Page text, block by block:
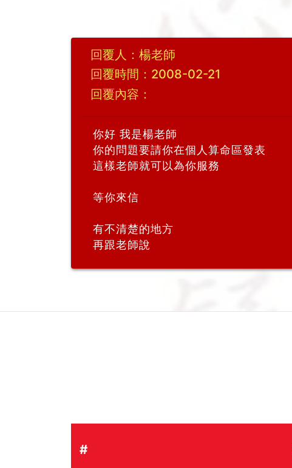
回覆人：楊老師
回覆時間：2008-02-21
回覆內容：
你好 我是楊老師
你的問題要請你在個人算命區發表
這樣老師就可以為你服務
等你來信
有不清楚的地方
再跟老師說
#